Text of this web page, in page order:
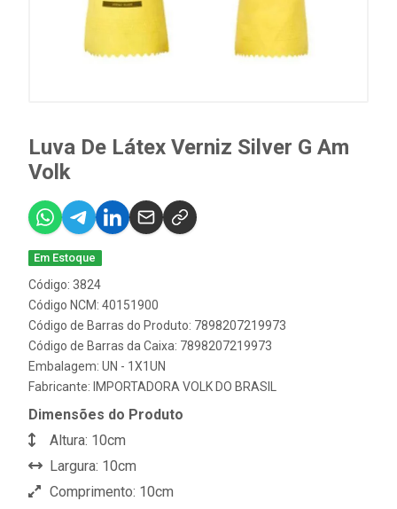
Luva De Látex Verniz Silver G Am
Volk
Em Estoque
Código: 3824
Código NCM: 40151900
Código de Barras do Produto: 7898207219973
Código de Barras da Caixa: 7898207219973
Embalagem: UN - 1X1UN
Fabricante: IMPORTADORA VOLK DO BRASIL
Dimensões do Produto
Altura: 10cm
Largura: 10cm
Comprimento: 10cm